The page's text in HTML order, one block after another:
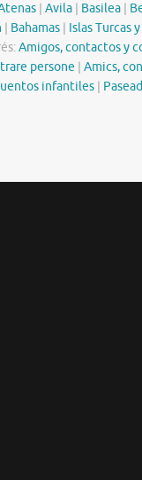
Avila Basilea
Bahamas Islas Turcas
Amigos, contactos y
persone
Amics,
infantiles